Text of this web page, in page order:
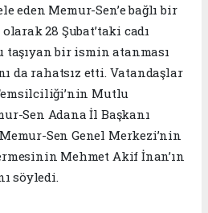
eden Memur-Sen’e bağlı bir
28 Şubat’taki cadı
taşıyan bir ismin atanması
da rahatsız etti. Vatandaşlar
Mutlu
Sen Adana İl Başkanı
Sen Genel Merkezi’nin
Mehmet Akif İnan’ın
söyledi.